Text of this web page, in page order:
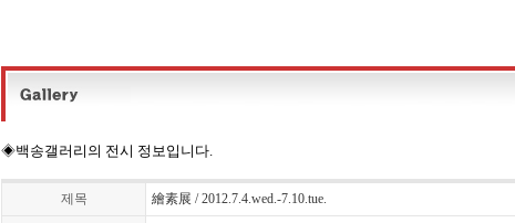
◈백송갤러리의 전시 정보입니다.
제목 繪素展 / 2012.7.4.wed.-7.10.tue.